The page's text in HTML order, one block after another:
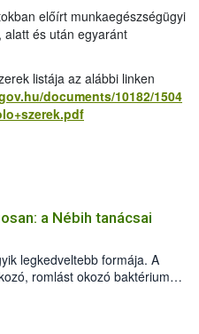
előírt munkaegészségügyi
és után egyaránt
listája az alábbi linken
documents/10182/1504
a Nébih tanácsai
legkedveltebb formája. A
romlást okozó baktériumok
A szabadtéri sütögetés
technikáról szól: legalább